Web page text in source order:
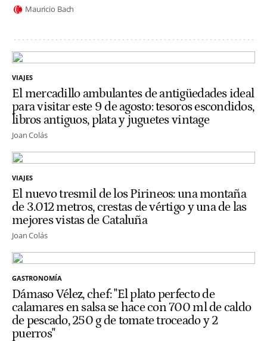
Mauricio Bach
VIAJES
El mercadillo ambulantes de antigüedades ideal
para visitar este 9 de agosto: tesoros escondidos,
libros antiguos, plata y juguetes vintage
Joan Colás
VIAJES
El nuevo tresmil de los Pirineos: una montaña
de 3.012 metros, crestas de vértigo y una de las
mejores vistas de Cataluña
Joan Colás
GASTRONOMÍA
Dámaso Vélez, chef: "El plato perfecto de
calamares en salsa se hace con 700 ml de caldo
de pescado, 250 g de tomate troceado y 2
puerros"